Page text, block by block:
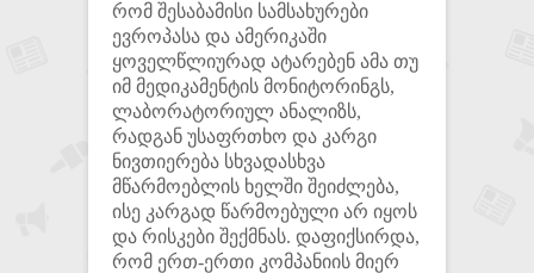
რომ შესაბამისი სამსახურები
ევროპასა და ამერიკაში
ყოველწლიურად ატარებენ ამა თუ
იმ მედიკამენტის მონიტორინგს,
ლაბორატორიულ ანალიზს,
რადგან უსაფრთხო და კარგი
ნივთიერება სხვადასხვა
მწარმოებლის ხელში შეიძლება,
ისე კარგად წარმოებული არ იყოს
და რისკები შექმნას. დაფიქსირდა,
რომ ერთ-ერთი კომპანიის მიერ